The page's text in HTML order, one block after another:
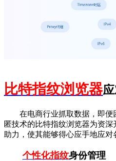
比特指纹浏览器
在电商行业抓取数据，即便
匿技术的比特指纹浏览器为资
助力，使其能够得心应手地应对
个性化指纹身份管理